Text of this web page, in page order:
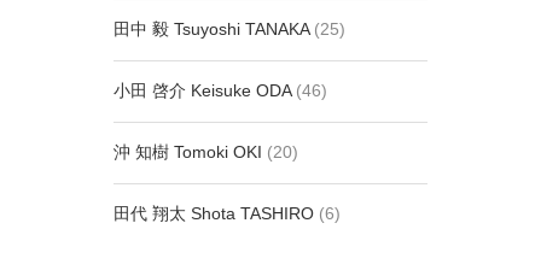
田中 毅 Tsuyoshi TANAKA (25)
小田 啓介 Keisuke ODA (46)
沖 知樹 Tomoki OKI (20)
田代 翔太 Shota TASHIRO (6)